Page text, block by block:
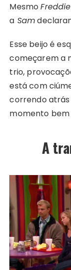
MesmoFreddie
a Sam
Esse beijo é
começarem a
trio,
está com
correndo atrás
momento
A